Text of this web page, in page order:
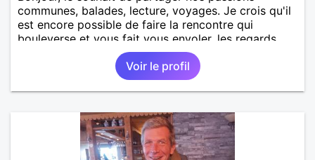
communes, balades, lecture, voyages. Je crois qu'il
est encore possible de faire la rencontre qui
bouleverse et vous fait vous envoler, les regards
complices, les mots et les silences qui apaisent,
Alors si comme moi tu as la même vision, parlons-
Voir le profil